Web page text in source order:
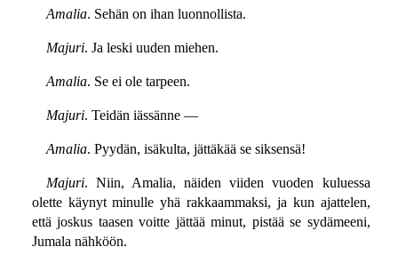
Amalia. Sehän on ihan luonnollista.
Majuri. Ja leski uuden miehen.
Amalia. Se ei ole tarpeen.
Majuri. Teidän iässänne —
Amalia. Pyydän, isäkulta, jättäkää se siksensä!
Majuri. Niin, Amalia, näiden viiden vuoden kuluessa
olette käynyt minulle yhä rakkaammaksi, ja kun ajattelen,
että joskus taasen voitte jättää minut, pistää se sydämeeni,
Jumala nähköön.